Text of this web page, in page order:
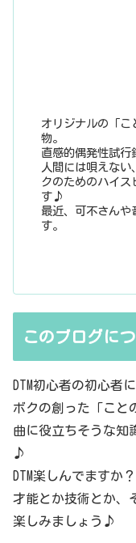
オリジナルの「こ
物。
直感的偶発性試行
人間には唄えな
クのためのハイス
す♪
最近、可不さんや
す。
このブログに
DTM初心者の初心者
ボクの創った「こと
曲に役立ちそうな知
♪
DTM楽しんでますか？
才能とか技術とか、
楽しみましょう♪